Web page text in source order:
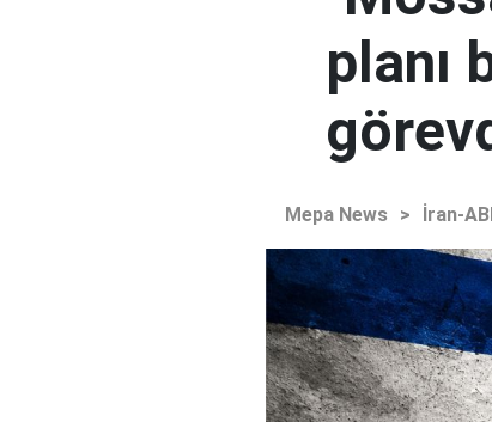
planı
Mepa News > İran-